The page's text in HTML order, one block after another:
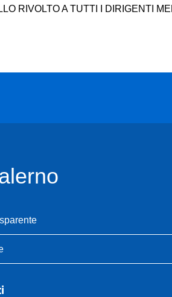
RIVOLTO A TUTTI I DIRIGENTI